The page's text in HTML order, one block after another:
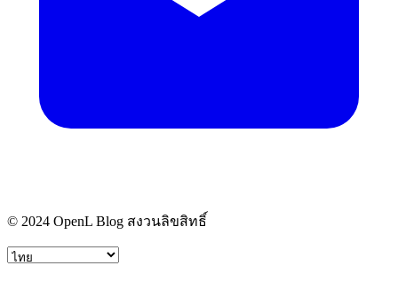
© 2024 OpenL Blog สงวนลิขสิทธิ์